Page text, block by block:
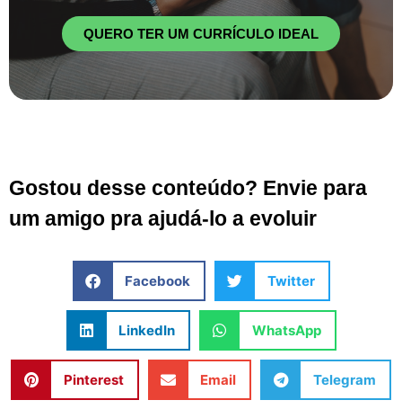
QUERO TER UM CURRÍCULO IDEAL
Gostou desse conteúdo? Envie para
um amigo pra ajudá-lo a evoluir
Facebook Twitter
LinkedIn WhatsApp
Pinterest Email Telegram